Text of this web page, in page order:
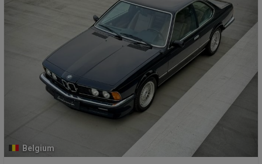
Belgium